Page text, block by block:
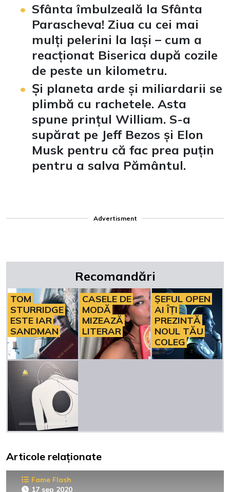
Sfânta îmbulzeală la Sfânta
Parascheva! Ziua cu cei mai
mulți pelerini la Iași – cum a
reacționat Biserica după cozile
de peste un kilometru.
Și planeta arde și miliardarii se
plimbă cu rachetele. Asta
spune prințul William. S-a
supărat pe Jeff Bezos și Elon
Musk pentru că fac prea puțin
pentru a salva Pământul.
Advertisment
Recomandări
TOM
STURRIDGE
ESTE IAR
SANDMAN
CASELE DE
MODĂ
MIZEAZĂ
LITERAR
ȘEFUL OPEN
AI ÎȚI
PREZINTĂ
NOUL TĂU
COLEG
Articole relaționate
Fame Flash
17 sep 2020